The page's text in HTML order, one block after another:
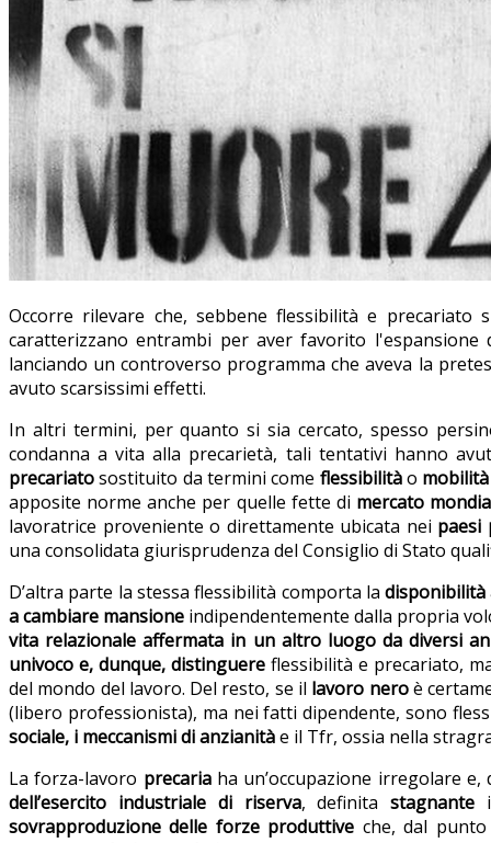
Occorre rilevare che, sebbene flessibilità e
caratterizzano entrambi per aver favorito
lanciando un controverso programma che aveva la
avuto scarsissimi effetti.
In altri termini, per quanto si sia cercato, spesso
condanna a vita alla precarietà, tali tentativi hanno
precariatosostituito da termini come flessibilitào mobilità
apposite norme anche per quelle fette di mercato
lavoratrice proveniente o direttamente ubicata nei paesi
una consolidata giurisprudenza del Consiglio di Stato
D’altra parte la stessa flessibilità comporta ladisponibilità
a cambiare mansione indipendentemente dalla propria
vita relazionale affermata in un altro luogo da diversi
univoco e, dunque, distinguere flessibilità e precariato,
del mondo del lavoro. Del resto, se il lavoro neroè
(libero professionista), ma nei fatti dipendente, sono
sociale, i meccanismi di anzianitàe il Tfr, ossia nella
La forza-lavoro precariaha un’occupazione irregolare
dell’esercito industriale di riserva, definitastagnante
sovrapproduzione delle forze produttive che, dal